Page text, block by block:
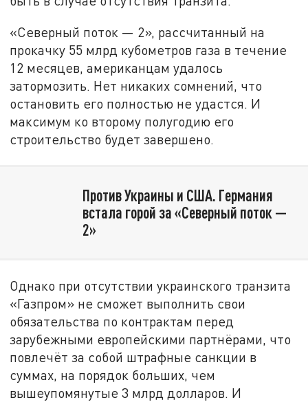
«Северный поток — 2», рассчитанный на
прокачку 55 млрд кубометров газа в течение
12 месяцев, американцам удалось
затормозить. Нет никаких сомнений, что
остановить его полностью не удастся. И
максимум ко второму полугодию его
строительство будет завершено.
Против Украины и США. Германия
встала горой за «Северный поток —
2»
Однако при отсутствии украинского транзита
«Газпром» не сможет выполнить свои
обязательства по контрактам перед
зарубежными европейскими партнёрами, что
повлечёт за собой штрафные санкции в
суммах, на порядок больших, чем
вышеупомянутые 3 млрд долларов. И